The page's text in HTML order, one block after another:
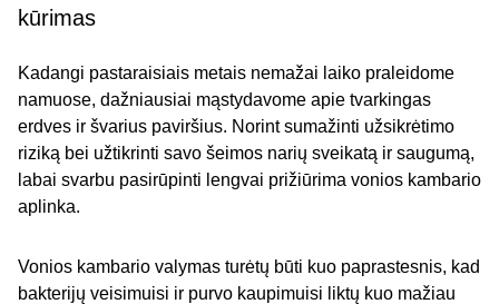
kūrimas
Kadangi pastaraisiais metais nemažai laiko praleidome
namuose, dažniausiai mąstydavome apie tvarkingas
erdves ir švarius paviršius. Norint sumažinti užsikrėtimo
riziką bei užtikrinti savo šeimos narių sveikatą ir saugumą,
labai svarbu pasirūpinti lengvai prižiūrima vonios kambario
aplinka.
Vonios kambario valymas turėtų būti kuo paprastesnis, kad
bakterijų veisimuisi ir purvo kaupimuisi liktų kuo mažiau